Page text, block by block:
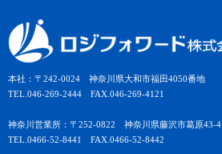
本社：〒242-0024 神奈川県大和市福田4050番地
TEL.046-269-2444 FAX.046-269-4121
神奈川営業所：〒252-0822 神奈川県藤沢市葛原43-4
TEL.0466-52-8441 FAX.0466-52-8442